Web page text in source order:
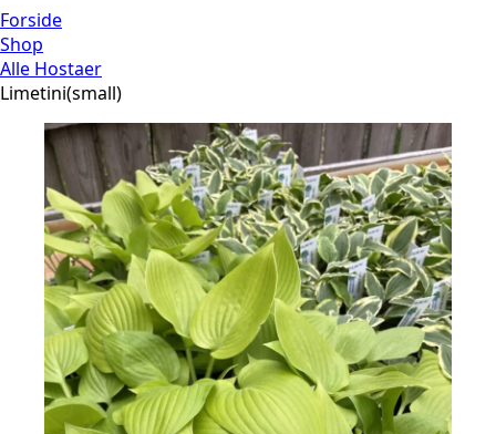
Forside
Shop
Alle Hostaer
Limetini(small)